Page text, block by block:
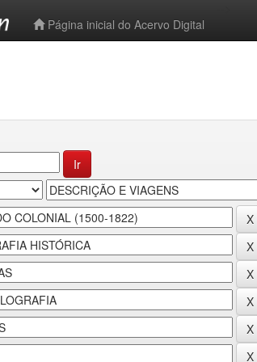
Página inicial do Acervo Digital